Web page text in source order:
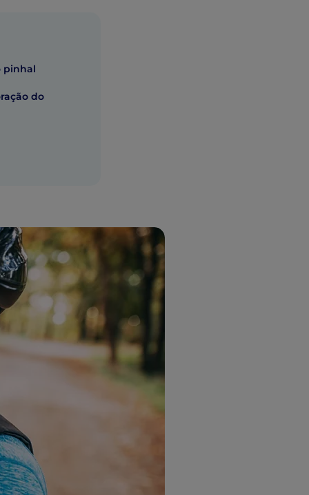
pinhal
do